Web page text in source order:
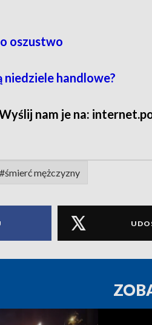
oszustwo
handlowe?
nam je na:
#śmierć mężczyzny